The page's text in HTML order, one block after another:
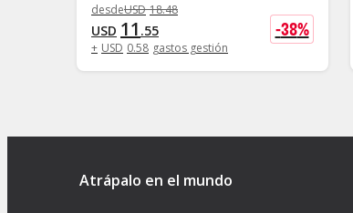
desdeUSD 18.48
USD 11 .55
+ USD 0.58 gastos gestión
-38%
Atrápalo en el mundo